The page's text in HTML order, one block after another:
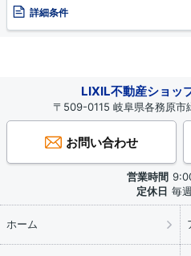
詳細条件
LIXIL不動産ショッ
〒509-0115 岐阜県各務原市
お問い合わせ
営業時間
定休日 毎
ホーム